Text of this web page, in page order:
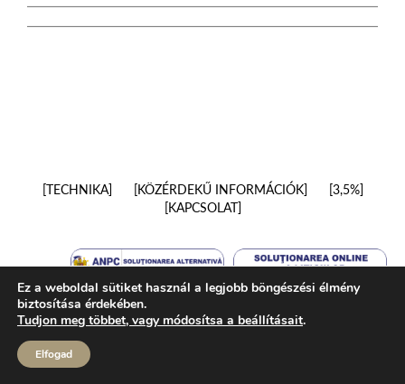
TECHNIKA KÖZÉRDEKŰ INFORMÁCIÓK
3,5%
KAPCSOLAT
Ez a weboldal sütiket használ a legjobb böngészési élmény
biztosítása érdekében.
Tudjon meg többet, vagy módosítsa a beállításait.
Elfogad